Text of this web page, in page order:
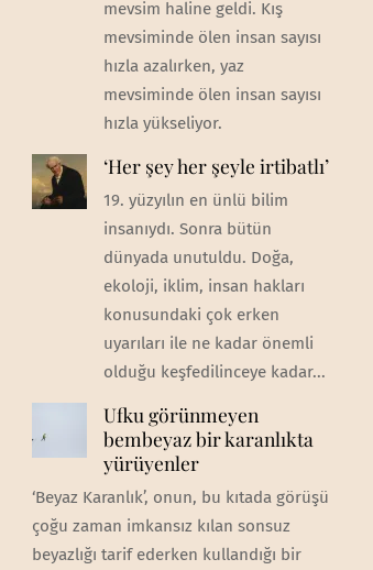
mevsim haline geldi. Kış
mevsiminde ölen insan sayısı
hızla azalırken, yaz
mevsiminde ölen insan sayısı
hızla yükseliyor.
‘Her şey her şeyle irtibatlı’
19. yüzyılın en ünlü bilim
insanıydı. Sonra bütün
dünyada unutuldu. Doğa,
ekoloji, iklim, insan hakları
konusundaki çok erken
uyarıları ile ne kadar önemli
olduğu keşfedilinceye kadar...
Ufku görünmeyen
bembeyaz bir karanlıkta
yürüyenler
‘Beyaz Karanlık’, onun, bu kıtada görüşü
çoğu zaman imkansız kılan sonsuz
beyazlığı tarif ederken kullandığı bir